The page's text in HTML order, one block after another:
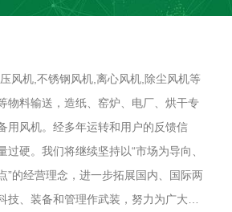
风机,不锈钢风机,离心风机,除尘风机等
物料输送，造纸、窑炉、电厂、烘干专
用风机。经多年运转和用户的反馈信
过硬。我们将继续坚持以“市场为导向、
”的经营理念，进一步拓展国内、国际两
技、装备和管理作武装，努力为广大顾